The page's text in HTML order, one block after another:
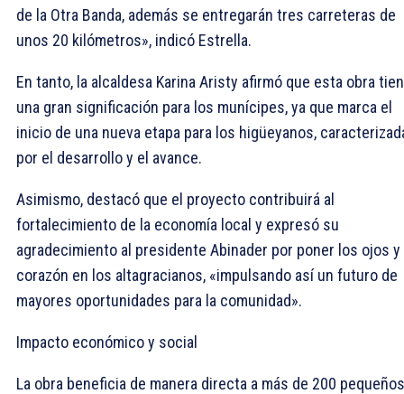
de la Otra Banda, además se entregarán tres carreteras de
unos 20 kilómetros», indicó Estrella.
En tanto, la alcaldesa Karina Aristy afirmó que esta obra
una gran significación para los munícipes, ya que marca el
inicio de una nueva etapa para los higüeyanos,
por el desarrollo y el avance.
Asimismo, destacó que el proyecto contribuirá al
fortalecimiento de la economía local y expresó su
agradecimiento al presidente Abinader por poner los ojos y
corazón en los altagracianos, «impulsando así un futuro de
mayores oportunidades para la comunidad».
Impacto económico y social
La obra beneficia de manera directa a más de 200